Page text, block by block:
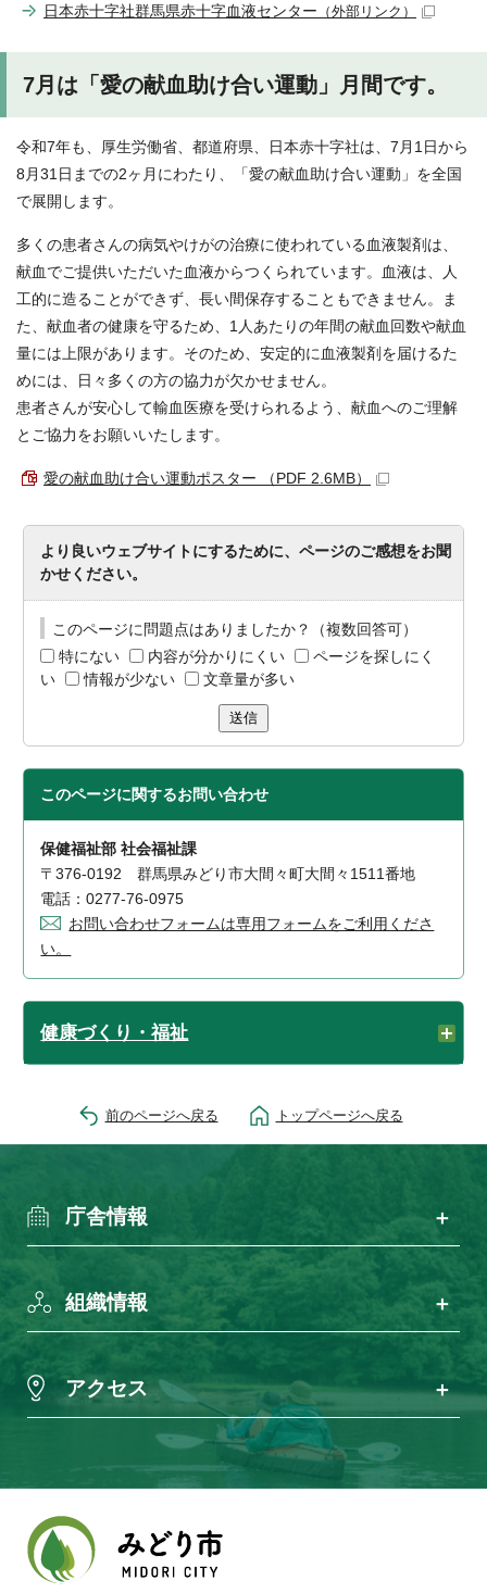
日本赤十字社群馬県赤十字血液センター （外部リンク）
7月は「愛の献血助け合い運動」月間です。
令和7年も、厚生労働省、都道府県、日本赤十字社は、7月1日から
8月31日までの2ヶ月にわたり、「愛の献血助け合い運動」を全国
で展開します。
多くの患者さんの病気やけがの治療に使われている血液製剤は、
献血でご提供いただいた血液からつくられています。血液は、人
工的に造ることができず、長い間保存することもできません。ま
た、献血者の健康を守るため、1人あたりの年間の献血回数や献血
量には上限があります。そのため、安定的に血液製剤を届けるた
めには、日々多くの方の協力が欠かせません。
患者さんが安心して輸血医療を受けられるよう、献血へのご理解
とご協力をお願いいたします。
愛の献血助け合い運動ポスター （PDF 2.6MB）
より良いウェブサイトにするために、ページのご感想をお聞
かせください。
このページに問題点はありましたか？（複数回答可）
特にない
内容が分かりにくい
ページを探しにく
い
情報が少ない 文章量が多い
送信
このページに関するお問い合わせ
保健福祉部 社会福祉課
〒376-0192 群馬県みどり市大間々町大間々1511番地
電話：0277-76-0975
お問い合わせフォームは専用フォームをご利用くださ
い。
健康づくり・福祉
前のページへ戻る トップページへ戻る
庁舎情報
組織情報
アクセス